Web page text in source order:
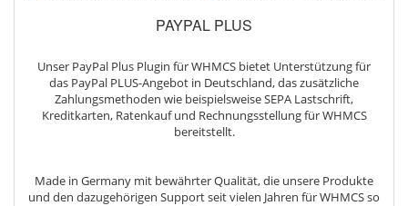
PAYPAL PLUS
Unser PayPal Plus Plugin für WHMCS bietet Unterstützung für
das PayPal PLUS-Angebot in Deutschland, das zusätzliche
Zahlungsmethoden wie beispielsweise SEPA Lastschrift,
Kreditkarten, Ratenkauf und Rechnungsstellung für WHMCS
bereitstellt.
Made in Germany mit bewährter Qualität, die unsere Produkte
und den dazugehörigen Support seit vielen Jahren für WHMCS so